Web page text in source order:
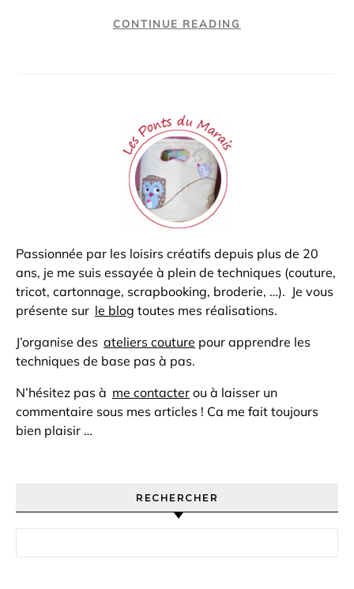
CONTINUE READING
Passionnée par les loisirs créatifs depuis plus de 20
ans, je me suis essayée à plein de techniques (couture,
tricot, cartonnage, scrapbooking, broderie, …). Je vous
présente sur le blog toutes mes réalisations.
J’organise des ateliers couture pour apprendre les
techniques de base pas à pas.
N’hésitez pas à me contacter ou à laisser un
commentaire sous mes articles ! Ca me fait toujours
bien plaisir …
RECHERCHER